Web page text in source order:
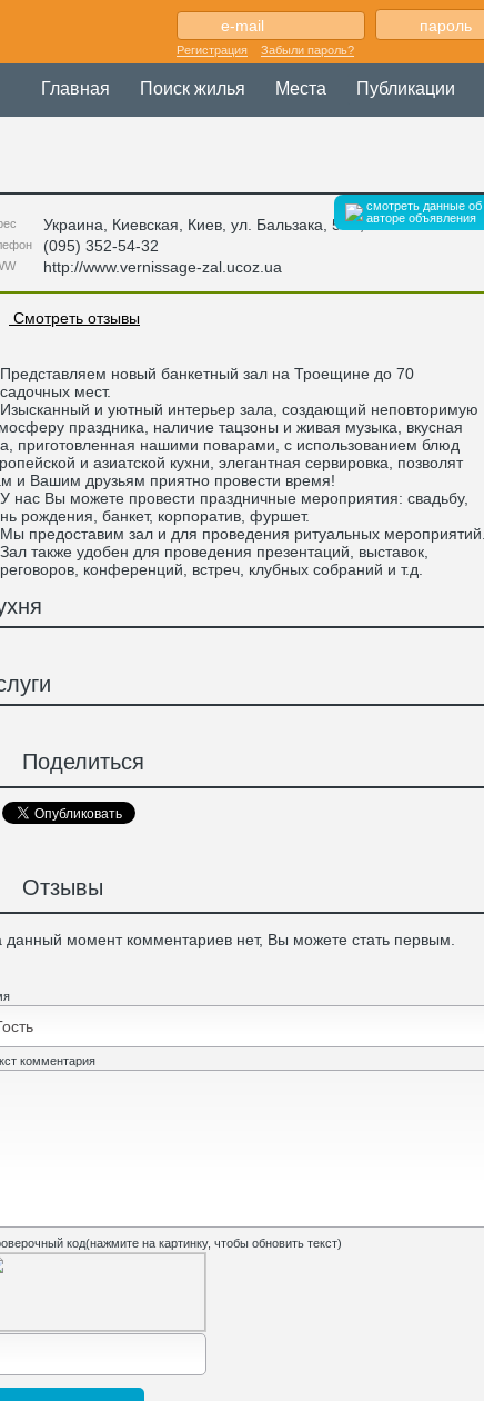
Регистрация Забыли пароль?
Главная Поиск жилья Места Публикации
смотреть данные об
авторе объявления
Украина Киевская , Киев, ул. Бальзака, 55Б,
(095) 352-54-32
http://www.vernissage-zal.ucoz.ua
Смотреть отзывы
новый банкетный зал на Троещине до 70
мест.
и уютный интерьер зала, создающий неповторимую
праздника, наличие тацзоны и живая музыка, вкусная
приготовленная нашими поварами, с использованием блюд
и азиатской кухни, элегантная сервировка, позволят
и Вашим друзьям приятно провести время!
нас Вы можете провести праздничные мероприятия: свадьбу,
рождения, банкет, корпоратив, фуршет.
предоставим зал и для проведения ритуальных мероприятий.
также удобен для проведения презентаций, выставок,
конференций, встреч, клубных собраний и т.д.
Поделиться
Отзывы
данный момент комментариев нет, Вы можете стать первым.
комментария
код(нажмите на картинку, чтобы обновить текст)